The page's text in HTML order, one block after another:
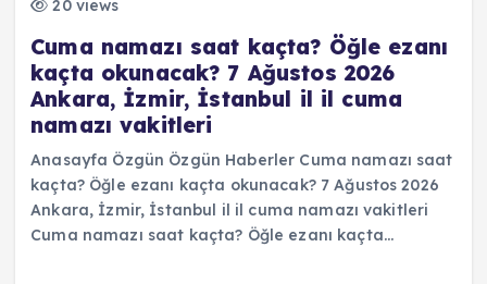
20 views
Cuma namazı saat kaçta? Öğle ezanı
kaçta okunacak? 7 Ağustos 2026
Ankara, İzmir, İstanbul il il cuma
namazı vakitleri
Anasayfa Özgün Özgün Haberler Cuma namazı saat
kaçta? Öğle ezanı kaçta okunacak? 7 Ağustos 2026
Ankara, İzmir, İstanbul il il cuma namazı vakitleri
Cuma namazı saat kaçta? Öğle ezanı kaçta…